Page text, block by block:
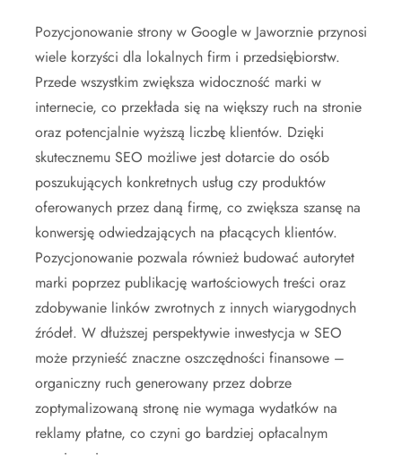
Pozycjonowanie strony w Google w Jaworznie przynosi
wiele korzyści dla lokalnych firm i przedsiębiorstw.
Przede wszystkim zwiększa widoczność marki w
internecie, co przekłada się na większy ruch na stronie
oraz potencjalnie wyższą liczbę klientów. Dzięki
skutecznemu SEO możliwe jest dotarcie do osób
poszukujących konkretnych usług czy produktów
oferowanych przez daną firmę, co zwiększa szansę na
konwersję odwiedzających na płacących klientów.
Pozycjonowanie pozwala również budować autorytet
marki poprzez publikację wartościowych treści oraz
zdobywanie linków zwrotnych z innych wiarygodnych
źródeł. W dłuższej perspektywie inwestycja w SEO
może przynieść znaczne oszczędności finansowe –
organiczny ruch generowany przez dobrze
zoptymalizowaną stronę nie wymaga wydatków na
reklamy płatne, co czyni go bardziej opłacalnym